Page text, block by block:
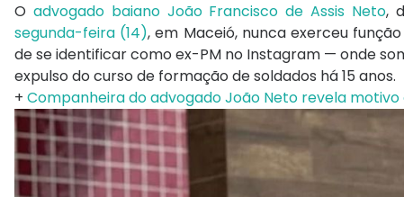
O advogado baiano João Francisco de Assis Neto,
segunda-feira (14), em Maceió, nunca exerceu
de se identificar como ex-PM no Instagram — onde
expulso do curso de formação de soldados há 15 anos.
+ Companheira do advogado João Neto revela motivo